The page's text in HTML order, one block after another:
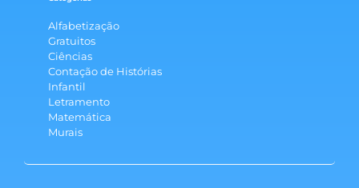
Alfabetização
Gratuitos
Ciências
Contação de Histórias
Infantil
Letramento
Matemática
Murais